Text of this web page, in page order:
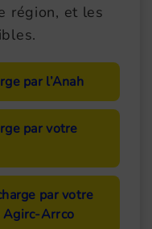
région, et les
par l’Anah
par votre
par votre
Arrco